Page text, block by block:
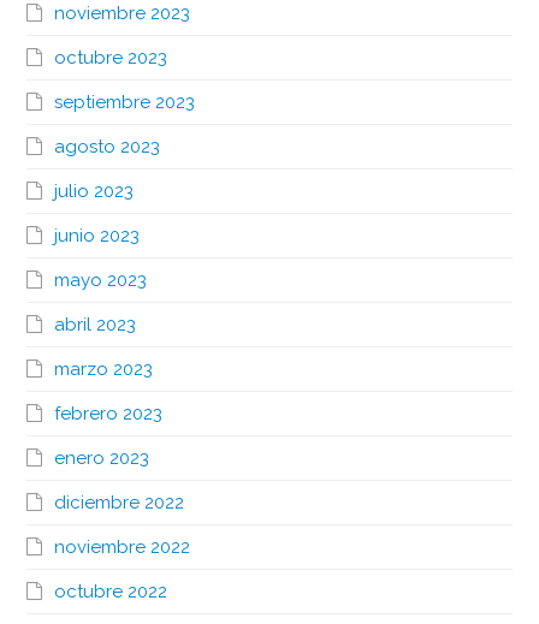
noviembre 2023
octubre 2023
septiembre 2023
agosto 2023
julio 2023
junio 2023
mayo 2023
abril 2023
marzo 2023
febrero 2023
enero 2023
diciembre 2022
noviembre 2022
octubre 2022